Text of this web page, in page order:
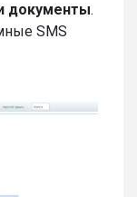
документы.
SMS